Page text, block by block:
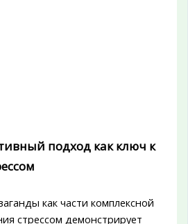
подход как ключ к
как части комплексной
стрессом демонстрирует